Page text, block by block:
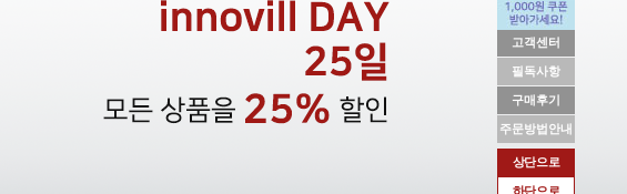
고객센터
필독사항
구매후기
주문방법안내
상단으로
하단으로